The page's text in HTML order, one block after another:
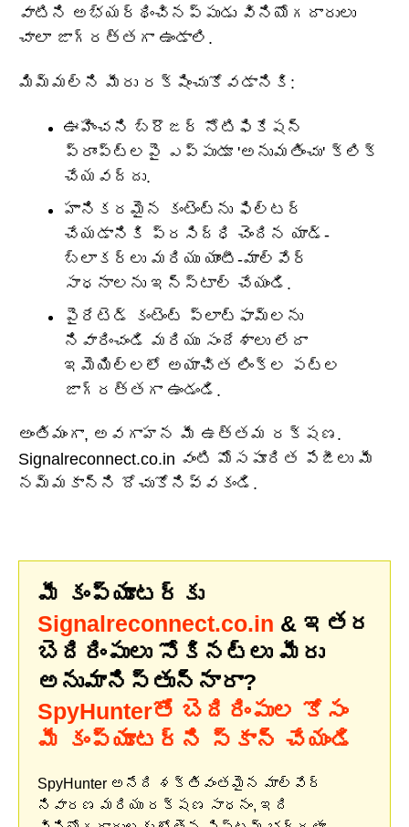
వాటిని అభ్యర్థించినప్పుడు వినియోగదారులు
చాలా జాగ్రత్తగా ఉండాలి.
మిమ్మల్ని మీరు రక్షించుకోవడానికి:
ఊహించని బ్రౌజర్ నోటిఫికేషన్
ప్రాంప్ట్‌లపై ఎప్పుడూ 'అనుమతించు' క్లిక్
చేయవద్దు.
హానికరమైన కంటెంట్‌ను ఫిల్టర్
చేయడానికి ప్రసిద్ధి చెందిన యాడ్-
బ్లాకర్లు మరియు యాంటీ-మాల్వేర్
సాధనాలను ఇన్‌స్టాల్ చేయండి.
పైరేటెడ్ కంటెంట్ ప్లాట్‌ఫామ్‌లను
నివారించండి మరియు సందేశాలు లేదా
ఇమెయిల్‌లలో అయాచిత లింక్‌ల పట్ల
జాగ్రత్తగా ఉండండి.
అంతిమంగా, అవగాహన మీ ఉత్తమ రక్షణ.
Signalreconnect.co.in వంటి మోసపూరిత పేజీలు మీ
నమ్మకాన్ని దోచుకోనివ్వకండి.
మీ కంప్యూటర్‌కు
Signalreconnect.co.in & ఇతర
బెదిరింపులు సోకినట్లు మీరు
అనుమానిస్తున్నారా?
SpyHunterతో బెదిరింపుల కోసం
మీ కంప్యూటర్‌ని స్కాన్ చేయండి
SpyHunter అనేది శక్తివంతమైన మాల్వేర్
నివారణ మరియు రక్షణ సాధనం, ఇది